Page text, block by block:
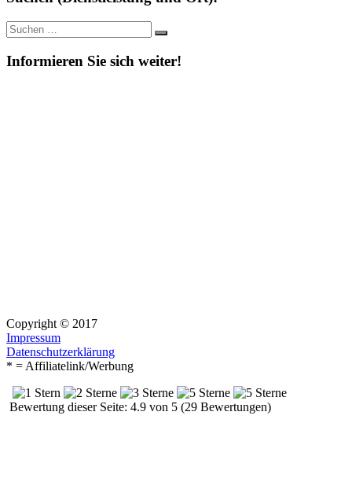
Suche
nach:
Suchen
Informieren Sie sich weiter!
Copyright © 2017
Impressum
Datenschutzerklärung
* = Affiliatelink/Werbung
Bewertung dieser Seite: 4.9 von 5 (29 Bewertungen)